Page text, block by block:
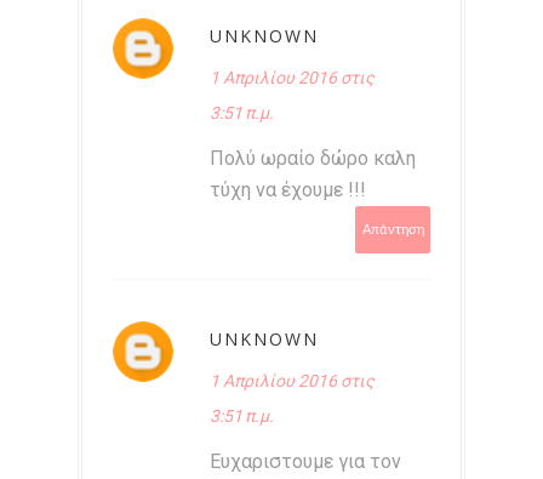
UNKNOWN
1 Απριλίου 2016 στις
3:51 π.μ.
Πολύ ωραίο δώρο καλη
τύχη να έχουμε !!!
Απάντηση
UNKNOWN
1 Απριλίου 2016 στις
3:51 π.μ.
Ευχαριστουμε για τον